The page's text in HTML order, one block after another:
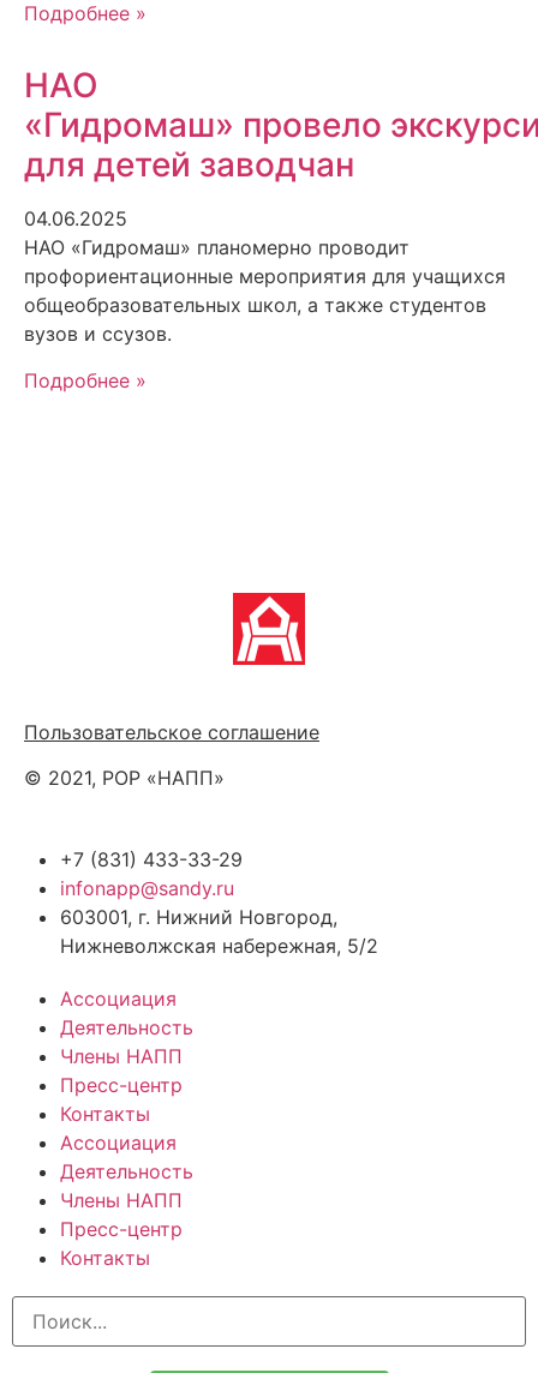
Подробнее »
НАО
«Гидромаш» провело
для детей заводчан
04.06.2025
НАО «Гидромаш» планомерно проводит
профориентационные мероприятия для учащихся
общеобразовательных школ, а также студентов
вузов и ссузов.
Подробнее »
Пользовательское соглашение
© 2021, РОР «НАПП»
+7 (831) 433-33-29
infonapp@sandy.ru
603001, г. Нижний Новгород,
Нижневолжская набережная, 5/2
Ассоциация
Деятельность
Члены НАПП
Пресс-центр
Контакты
Ассоциация
Деятельность
Члены НАПП
Пресс-центр
Контакты